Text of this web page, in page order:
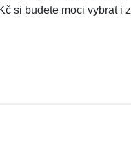
si budete moci vybrat i